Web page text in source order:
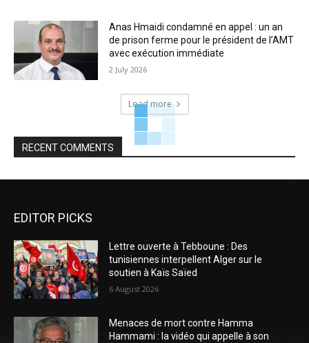
Anas Hmaidi condamné en appel : un an
de prison ferme pour le président de l’AMT
avec exécution immédiate
2 July 2026
Load more
RECENT COMMENTS
EDITOR PICKS
Lettre ouverte à Tebboune : Des
tunisiennes interpellent Alger sur le
soutien à Kaïs Saïed
6 August 2026
Menaces de mort contre Hamma
Hammami : la vidéo qui appelle à son